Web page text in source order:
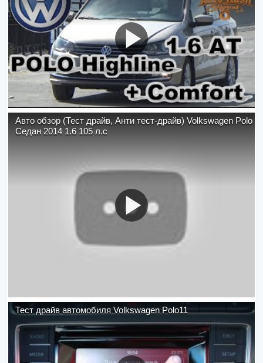
Авто обзор (Тест драйв, Анти тест-драйв) Volkswagen Polo
Седан 2014 1.6 105 л.с
Тест драйв автомобиля Volkswagen Polo11